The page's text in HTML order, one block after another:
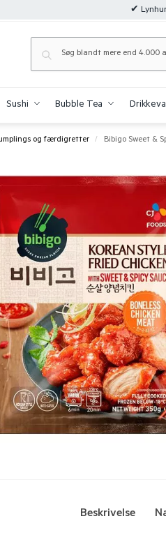
✔
Sushi Bubble Tea
og færdigretter / Bibigo Sweet &
Beskrivelse